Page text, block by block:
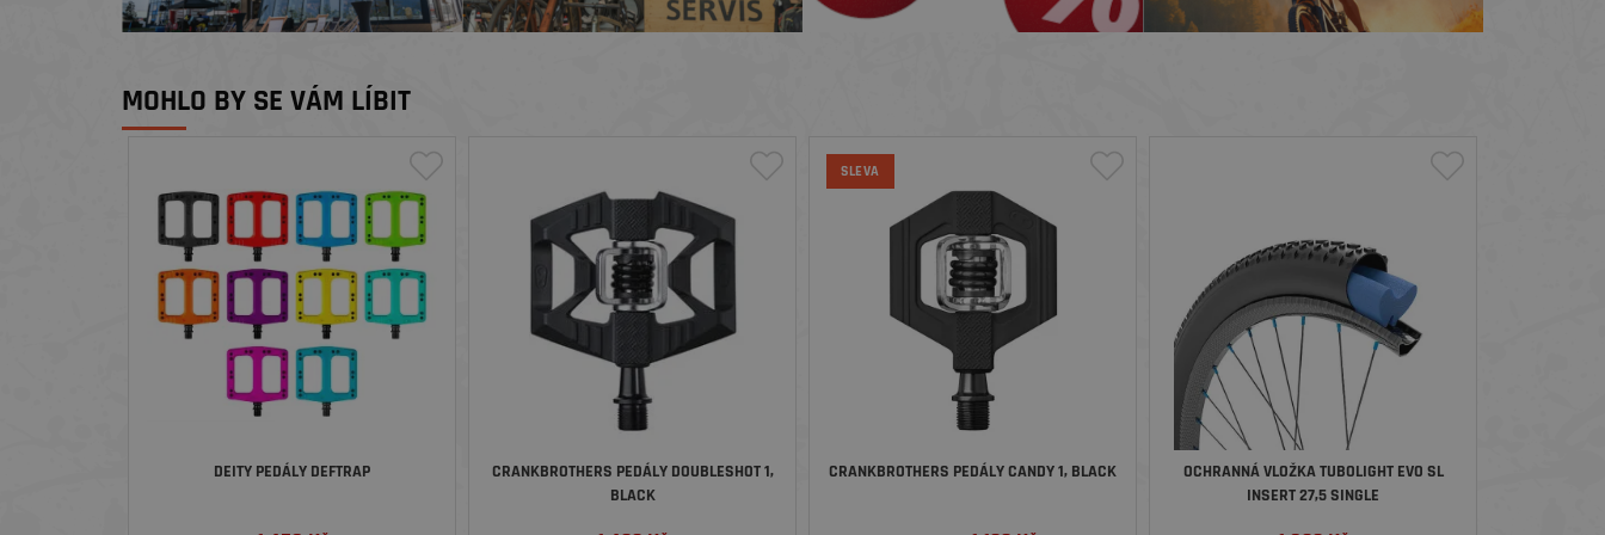
MOHLO BY SE VÁM LÍBIT
DEITY PEDÁLY DEFTRAP
CRANKBROTHERS PEDÁLY DOUBLESHOT 1,
BLACK
SLEVA
CRANKBROTHERS PEDÁLY CANDY 1, BLACK
OCHRANNÁ VLOŽKA TUBOLIGHT EVO SL
INSERT 27,5 SINGLE